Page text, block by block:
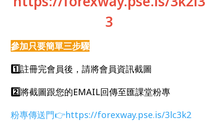
3
參加只要簡單三步驟
1️⃣註冊完會員後，請將會員資訊截圖
2️⃣將截圖跟您的EMAIL回傳至匯課堂粉專
粉專傳送門👉https://forexway.pse.is/3lc3k2